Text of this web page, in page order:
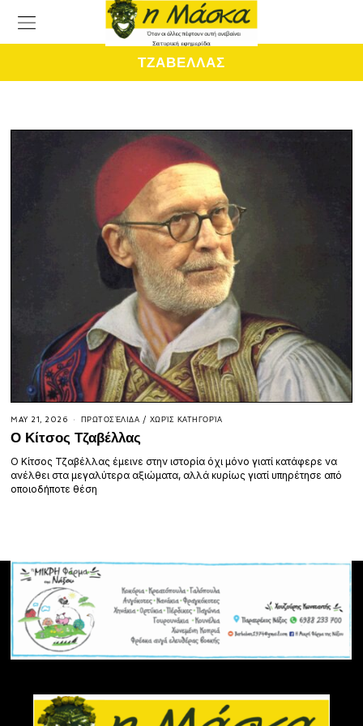
ΤΖΑΒΕΛΛΑΣ
MAY 21, 2026 ΠΡΩΤΟΣΈΛΙΔΑ / ΧΩΡΊΣ ΚΑΤΗΓΟΡΊΑ
Ο Κίτσος Τζαβέλλας
Ο Κίτσος Τζαβέλλας έμεινε στην ιστορία όχι μόνο γιατί κατάφερε να
ανέλθει στα μεγαλύτερα αξιώματα, αλλά κυρίως γιατί υπηρέτησε από
οποιοδήποτε θέση